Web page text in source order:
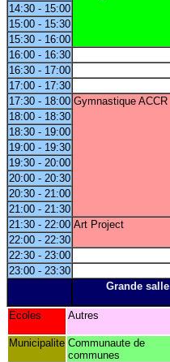
14:30 - 15:00
15:00 - 15:30
15:30 - 16:00
16:00 - 16:30
16:30 - 17:00
17:00 - 17:30
17:30 - 18:00 Gymnastique ACCR
18:00 - 18:30
18:30 - 19:00
19:00 - 19:30
19:30 - 20:00
20:00 - 20:30
20:30 - 21:00
21:00 - 21:30
21:30 - 22:00 Art Project
22:00 - 22:30
22:30 - 23:00
23:00 - 23:30
Grande salle
Ecoles Autres
Municipalite Communaute de
communes